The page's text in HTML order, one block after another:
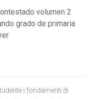
volumen 2
grado de primaria
i fondamenti di